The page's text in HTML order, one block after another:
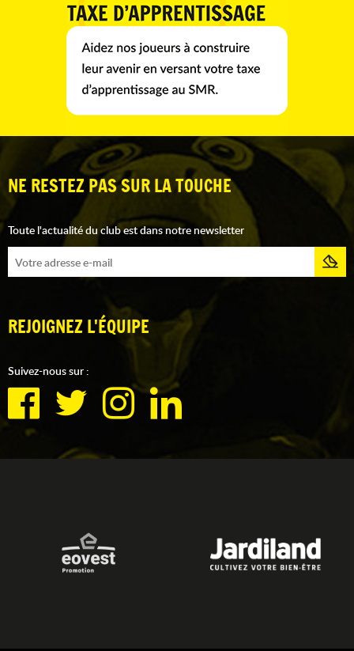
NE RESTEZ PAS SUR LA TOUCHE
Toute l'actualité du club est dans notre newsletter
REJOIGNEZ L'ÉQUIPE
Suivez-nous sur :